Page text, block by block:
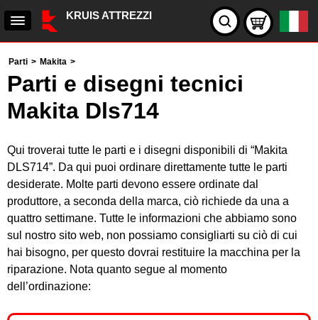
KRUIS ATTREZZI
Parti > Makita >
Parti e disegni tecnici
Makita Dls714
Qui troverai tutte le parti e i disegni disponibili di “Makita
DLS714”. Da qui puoi ordinare direttamente tutte le parti
desiderate. Molte parti devono essere ordinate dal
produttore, a seconda della marca, ciò richiede da una a
quattro settimane. Tutte le informazioni che abbiamo sono
sul nostro sito web, non possiamo consigliarti su ciò di cui
hai bisogno, per questo dovrai restituire la macchina per la
riparazione. Nota quanto segue al momento
dell’ordinazione: